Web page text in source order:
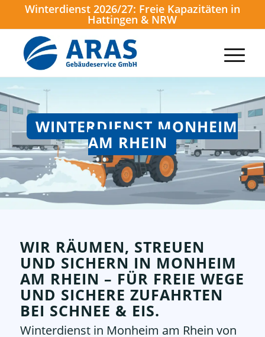
Winterdienst 2026/27: Freie Kapazitäten in
Hattingen & NRW
WINTERDIENST MONHEIM
AM RHEIN
WIR RÄUMEN, STREUEN
UND SICHERN IN MONHEIM
AM RHEIN – FÜR FREIE WEGE
UND SICHERE ZUFAHRTEN
BEI SCHNEE & EIS.
Winterdienst in Monheim am Rhein von